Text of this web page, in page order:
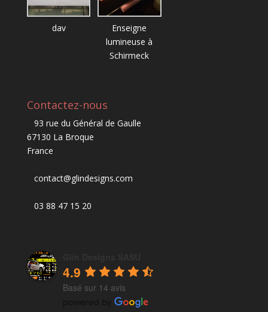
dav
Enseigne
lumineuse à
Schirmeck
Contactez-nous
93 rue du Général de Gaulle
67130 La Broque
France
contact@glindesigns.com
03 88 47 15 20
4.9
Basé sur 14 avis